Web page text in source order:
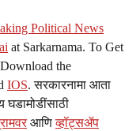
Political News
at Sarkarnama. To Get
the
IOS. सरकारनामा आता
घडामोडींसाठी
आणिव्हॉट्सॲप